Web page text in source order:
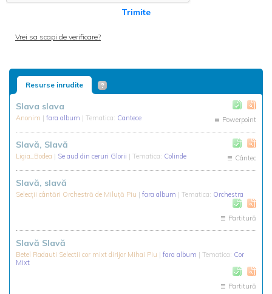
Trimite
Vrei sa scapi de verificare?
Resurse inrudite
Slava slava
Anonim | fara album | Tematica: Cantece Powerpoint
Slavă, Slavă
Ligia_Bodea | Se aud din ceruri Glorii | Tematica: Colinde Cântec
Slavă, slavă
Selecții cântări Orchestră de Miluță Piu | fara album | Tematica: Orchestra
Partitură
Slavă Slavă
Betel Radauti Selectii cor mixt dirijor Mihai Piu | fara album | Tematica: Cor
Mixt
Partitură